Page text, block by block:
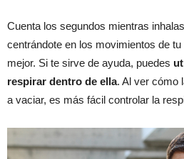
Cuenta los segundos mientras
centrándote en los movimientos de
mejor. Si te sirve de ayuda, puedes
respirar dentro de ella. Al ver cómo
a vaciar, es más fácil controlar la